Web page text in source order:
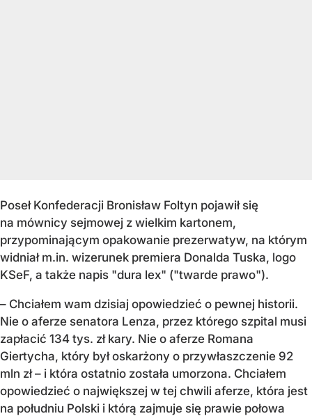
Poseł Konfederacji Bronisław Foltyn pojawił się
na mównicy sejmowej z wielkim kartonem,
przypominającym opakowanie prezerwatyw, na którym
widniał m.in. wizerunek premiera Donalda Tuska, logo
KSeF, a także napis "dura lex" ("twarde prawo").
– Chciałem wam dzisiaj opowiedzieć o pewnej historii.
Nie o aferze senatora Lenza, przez którego szpital musi
zapłacić 134 tys. zł kary. Nie o aferze Romana
Giertycha, który był oskarżony o przywłaszczenie 92
mln zł – i która ostatnio została umorzona. Chciałem
opowiedzieć o największej w tej chwili aferze, która jest
na południu Polski i którą zajmuje się prawie połowa